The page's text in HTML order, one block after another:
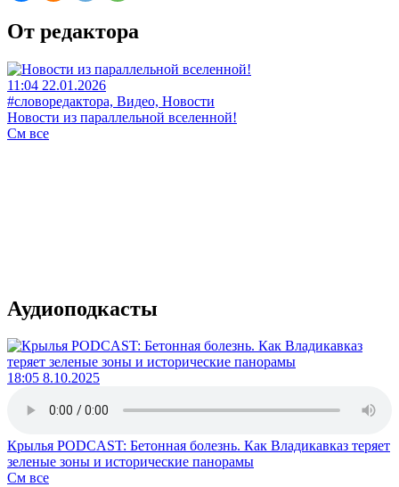
От редактора
11:04 22.01.2026
#словоредактора, Видео, Новости
Новости из параллельной вселенной!
См все
Аудиоподкасты
18:05 8.10.2025
Крылья PODCAST: Бетонная болезнь. Как Владикавказ теряет
зеленые зоны и исторические панорамы
См все